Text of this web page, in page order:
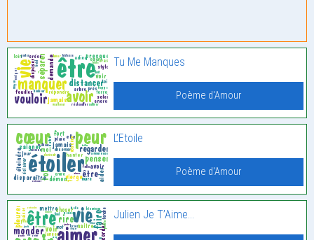
Tu Me Manques
Poème d'Amour
L’Etoile
Poème d'Amour
Julien Je T’Aime…